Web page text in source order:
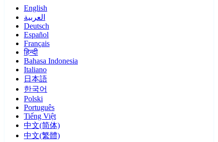
English
العربية
Deutsch
Español
Français
हिन्दी
Bahasa Indonesia
Italiano
日本語
한국어
Polski
Português
Tiếng Việt
中文(简体)
中文(繁體)